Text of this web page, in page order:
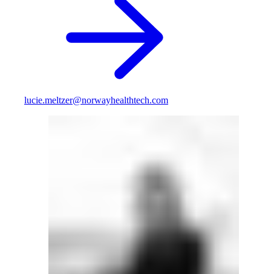
lucie.meltzer@norwayhealthtech.com